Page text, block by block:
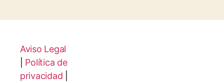
Aviso Legal
Política de
privacidad